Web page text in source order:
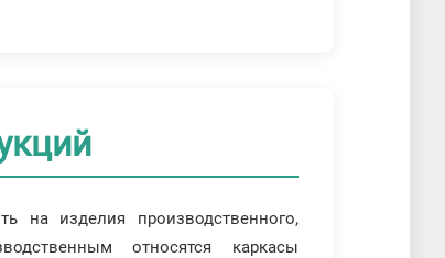
на изделия производственного,
относятся каркасы